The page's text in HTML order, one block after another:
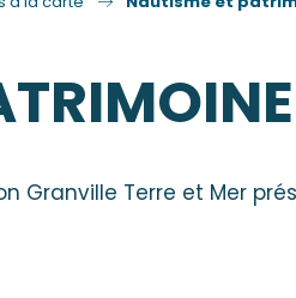
Granville Terre et Mer